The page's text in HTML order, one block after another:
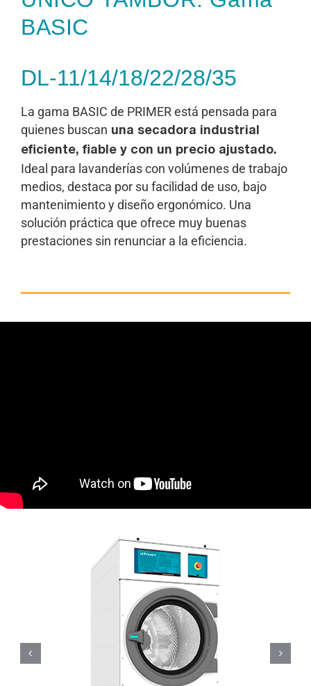
BASIC
DL-11/14/18/22/28/35
La gama BASIC de PRIMER está pensada para
quienes buscan una secadora industrial
eficiente, fiable y con un precio ajustado.
Ideal para lavanderías con volúmenes de trabajo
medios, destaca por su facilidad de uso, bajo
mantenimiento y diseño ergonómico. Una
solución práctica que ofrece muy buenas
prestaciones sin renunciar a la eficiencia.